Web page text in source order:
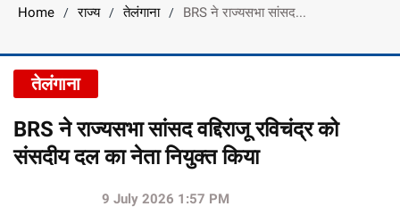
Home / राज्य / तेलंगाना / BRS ने राज्यसभा सांसद...
तेलंगाना
BRS ने राज्यसभा सांसद वद्दिराजू रविचंद्र को
संसदीय दल का नेता नियुक्त किया
9 July 2026 1:57 PM